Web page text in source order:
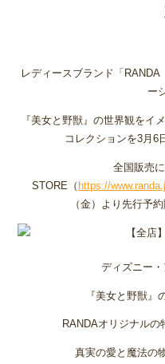
レディースブランド「
ー
『美女と野獣』の世界観をイ
コレクションを3月6
全国販売
STORE（ https://
（金）より先行予
ディズニー
『美女と野獣』
RANDAオリジナルの
真実の愛と魔法の